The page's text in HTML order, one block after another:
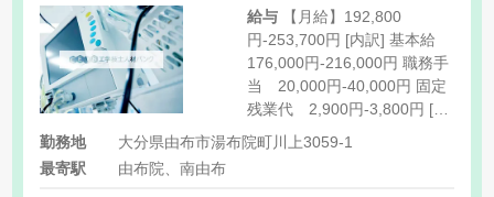
給与
円-253,700円 [内訳] 基本給
176,000円-216,000円 職務手
当 20,000円-40,000円 固定
残業代 2,900円-3,800円 [そ
の他手当] 住宅手当 15,000
円（規定による）
勤務地
大分県由布市湯布院町川上3059-1
最寄駅
由布院、南由布